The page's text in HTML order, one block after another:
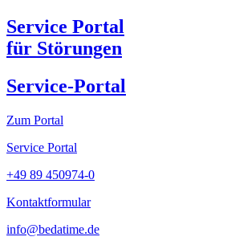
Service Portal
für Störungen
Service-Portal
Zum Portal
Service Portal
+49 89 450974-0
Kontaktformular
info@bedatime.de